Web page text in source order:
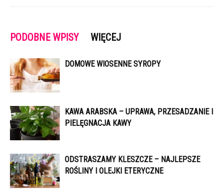
PODOBNE WPISY WIĘCEJ
DOMOWE WIOSENNE SYROPY
KAWA ARABSKA – UPRAWA, PRZESADZANIE I
PIELĘGNACJA KAWY
ODSTRASZAMY KLESZCZE – NAJLEPSZE
ROŚLINY I OLEJKI ETERYCZNE